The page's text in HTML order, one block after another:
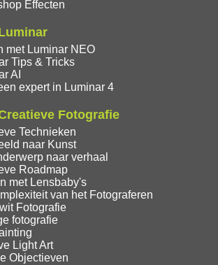
Effecten
met Luminar NEO
Tips & Tricks
AI
expert in Luminar 4
Fotografie
Technieken
naar Kunst
naar verhaal
Roadmap
met Lensbaby's
van het Fotograferen
Fotografie
fotografie
Light Art
Objectieven